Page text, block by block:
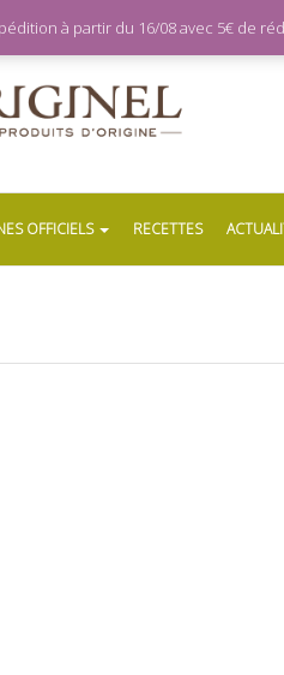
OFFICIELS RECETTES
à partir du 16/08 avec 5€ de